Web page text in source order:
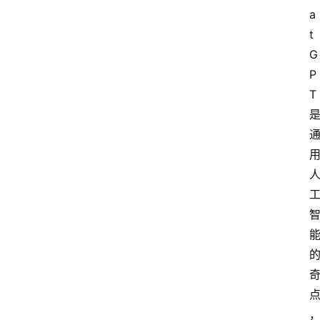
a
t
G
P
T
是
通
用
人
工
智
能
的
奇
点
，